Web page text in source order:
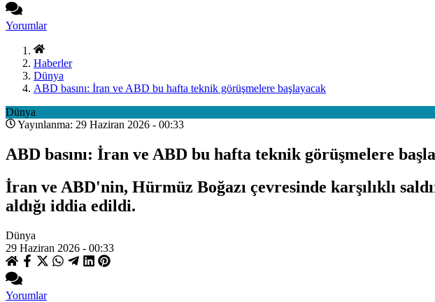
Yorumlar
Haberler
Dünya
ABD basını: İran ve ABD bu hafta teknik görüşmelere başlayacak
Dünya
Yayınlanma: 29 Haziran 2026 - 00:33
ABD basını: İran ve ABD bu hafta teknik görüşmelere
İran ve ABD'nin, Hürmüz Boğazı çevresinde karşılıklı
aldığı iddia edildi.
Dünya
29 Haziran 2026 - 00:33
Yorumlar